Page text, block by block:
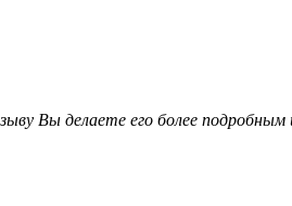
Вы делаете его более подробным